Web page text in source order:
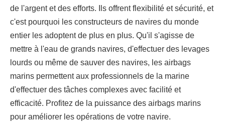
de l'argent et des efforts. Ils offrent flexibilité et sécurité, et
c'est pourquoi les constructeurs de navires du monde
entier les adoptent de plus en plus. Qu'il s'agisse de
mettre à l'eau de grands navires, d'effectuer des levages
lourds ou même de sauver des navires, les airbags
marins permettent aux professionnels de la marine
d'effectuer des tâches complexes avec facilité et
efficacité. Profitez de la puissance des airbags marins
pour améliorer les opérations de votre navire.